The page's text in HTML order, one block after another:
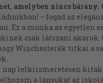
amelyben nincs
– fogad az
Ez a munka az egyetlen
csak látszani akarok.
Winchesterék titkai a
nap lelkiismeretesen
a lányukat az